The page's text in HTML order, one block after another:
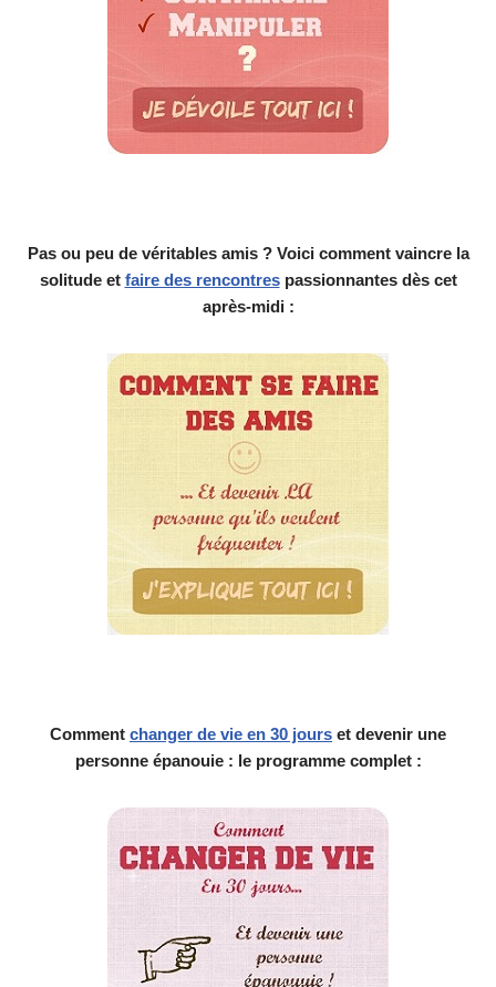
Pas ou peu de véritables amis ? Voici comment vaincre la
solitude et faire des rencontrespassionnantes dès cet
après-midi :
Comment changer de vie en 30 jours et devenir une
personne épanouie : le programme complet :